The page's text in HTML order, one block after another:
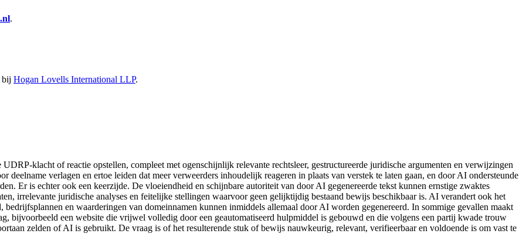
.
bij Hogan Lovells International LLP.
klacht of reactie opstellen, compleet met ogenschijnlijk relevante rechtsleer, gestructureerde juridische argumenten en verwijzingen
deelname verlagen en ertoe leiden dat meer verweerders inhoudelijk reageren in plaats van verstek te laten gaan, en door AI ondersteunde
Er is echter ook een keerzijde. De vloeiendheid en schijnbare autoriteit van door AI gegenereerde tekst kunnen ernstige zwaktes
irrelevante juridische analyses en feitelijke stellingen waarvoor geen gelijktijdig bestaand bewijs beschikbaar is. AI verandert ook het
en waarderingen van domeinnamen kunnen inmiddels allemaal door AI worden gegenereerd. In sommige gevallen maakt
bijvoorbeeld een website die vrijwel volledig door een geautomatiseerd hulpmiddel is gebouwd en die volgens een partij kwade trouw
zelden of AI is gebruikt. De vraag is of het resulterende stuk of bewijs nauwkeurig, relevant, verifieerbaar en voldoende is om vast te